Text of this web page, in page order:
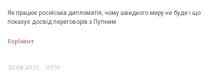
Як працює російська дипломатія, чому швидкого миру не буде і що
показує досвід переговорів з Путіним.
Explainer
20.08.2025 07:55